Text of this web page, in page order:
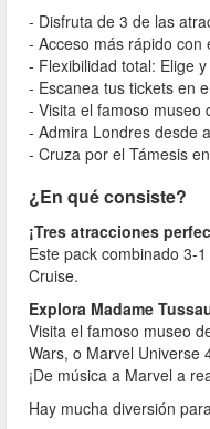
- Disfruta de 3 de las
- Acceso más rápido con
- Flexibilidad total: Elige
- Escanea tus tickets en
- Visita el famoso museo
- Admira Londres desde
- Cruza por el Támesis
¿En qué consiste?
¡Tres atracciones
Este pack combinado 3-
Cruise.
Explora Madame
Visita el famoso museo
Wars, o Marvel Universe
¡De música a Marvel a
Hay mucha diversión